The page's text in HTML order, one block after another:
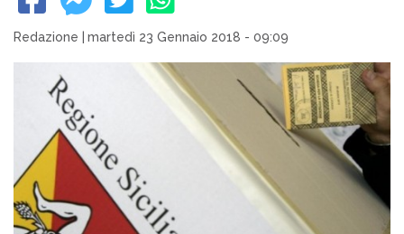
Redazione martedì 23 Gennaio 2018 - 09:09